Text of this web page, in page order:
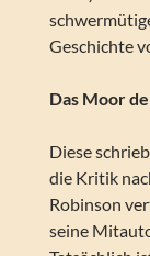
Geschichte
Das Moor
Diese
die Kritik
Robinson
seine